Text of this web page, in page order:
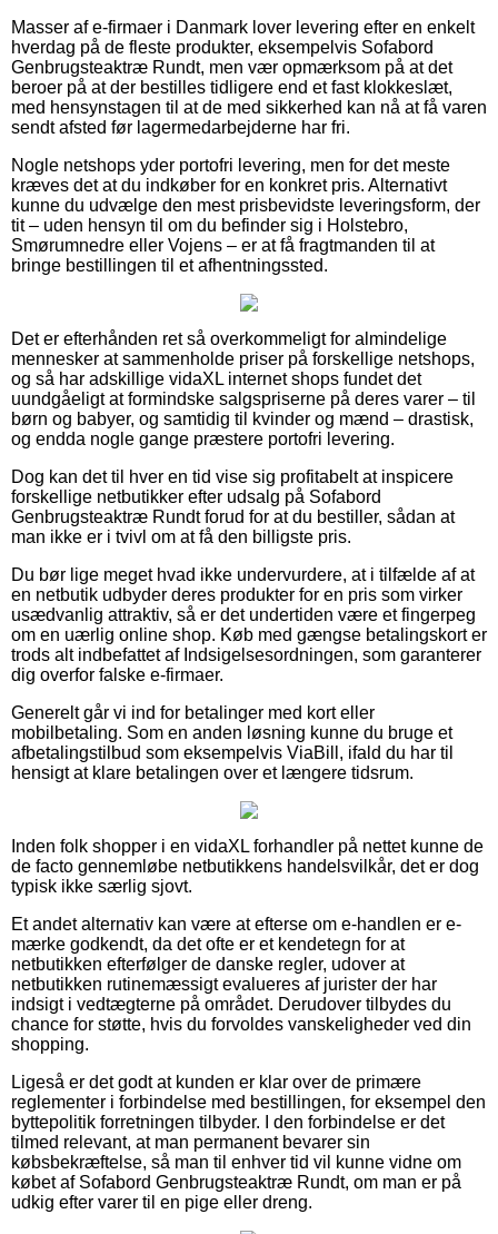
Masser af e-firmaer i Danmark lover levering efter en enkelt
hverdag på de fleste produkter, eksempelvis Sofabord
Genbrugsteaktræ Rundt, men vær opmærksom på at det
beroer på at der bestilles tidligere end et fast klokkeslæt,
med hensynstagen til at de med sikkerhed kan nå at få varen
sendt afsted før lagermedarbejderne har fri.
Nogle netshops yder portofri levering, men for det meste
kræves det at du indkøber for en konkret pris. Alternativt
kunne du udvælge den mest prisbevidste leveringsform, der
tit – uden hensyn til om du befinder sig i Holstebro,
Smørumnedre eller Vojens – er at få fragtmanden til at
bringe bestillingen til et afhentningssted.
Det er efterhånden ret så overkommeligt for almindelige
mennesker at sammenholde priser på forskellige netshops,
og så har adskillige vidaXL internet shops fundet det
uundgåeligt at formindske salgspriserne på deres varer – til
børn og babyer, og samtidig til kvinder og mænd – drastisk,
og endda nogle gange præstere portofri levering.
Dog kan det til hver en tid vise sig profitabelt at inspicere
forskellige netbutikker efter udsalg på Sofabord
Genbrugsteaktræ Rundt forud for at du bestiller, sådan at
man ikke er i tvivl om at få den billigste pris.
Du bør lige meget hvad ikke undervurdere, at i tilfælde af at
en netbutik udbyder deres produkter for en pris som virker
usædvanlig attraktiv, så er det undertiden være et fingerpeg
om en uærlig online shop. Køb med gængse betalingskort er
trods alt indbefattet af Indsigelsesordningen, som garanterer
dig overfor falske e-firmaer.
Generelt går vi ind for betalinger med kort eller
mobilbetaling. Som en anden løsning kunne du bruge et
afbetalingstilbud som eksempelvis ViaBill, ifald du har til
hensigt at klare betalingen over et længere tidsrum.
Inden folk shopper i en vidaXL forhandler på nettet kunne de
de facto gennemløbe netbutikkens handelsvilkår, det er dog
typisk ikke særlig sjovt.
Et andet alternativ kan være at efterse om e-handlen er e-
mærke godkendt, da det ofte er et kendetegn for at
netbutikken efterfølger de danske regler, udover at
netbutikken rutinemæssigt evalueres af jurister der har
indsigt i vedtægterne på området. Derudover tilbydes du
chance for støtte, hvis du forvoldes vanskeligheder ved din
shopping.
Ligeså er det godt at kunden er klar over de primære
reglementer i forbindelse med bestillingen, for eksempel den
byttepolitik forretningen tilbyder. I den forbindelse er det
tilmed relevant, at man permanent bevarer sin
købsbekræftelse, så man til enhver tid vil kunne vidne om
købet af Sofabord Genbrugsteaktræ Rundt, om man er på
udkig efter varer til en pige eller dreng.